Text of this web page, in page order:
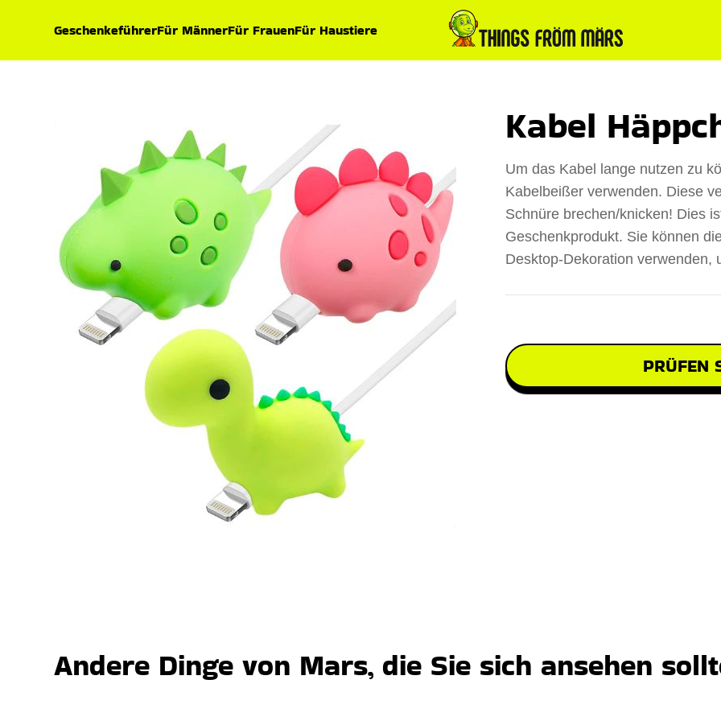
GeschenkeführerFür MännerFür FrauenFür Haustiere
Kabel
Um das Kabel lange nutzen zu
Kabelbeißer verwenden. Diese
Schnüre brechen/knicken! Dies
Geschenkprodukt. Sie können
Desktop-Dekoration verwenden,
PRÜFEN
Andere Dinge von Mars, die Sie sich ansehen